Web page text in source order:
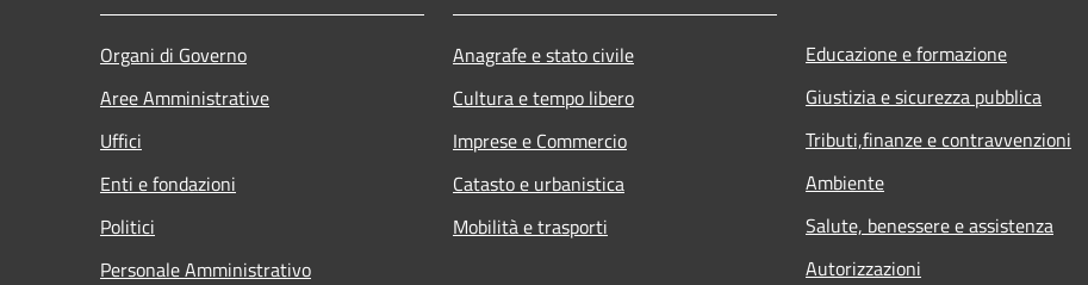
Organi di Governo
Aree Amministrative
Uffici
Enti e fondazioni
Politici
Personale Amministrativo
Anagrafe e stato civile
Cultura e tempo libero
Imprese e Commercio
Catasto e urbanistica
Mobilità e trasporti
Educazione e formazione
Giustizia e sicurezza pubblica
Tributi,finanze e contravvenzioni
Ambiente
Salute, benessere e assistenza
Autorizzazioni